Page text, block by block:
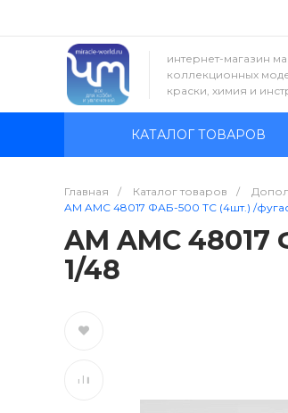
интернет-магазин
коллекционных
краски, химия и
КАТАЛОГ ТОВАРОВ
Главная / Каталог товаров /
AM AMC 48017 ФАБ-500 ТС (4шт.) /
AM AMC
1/48